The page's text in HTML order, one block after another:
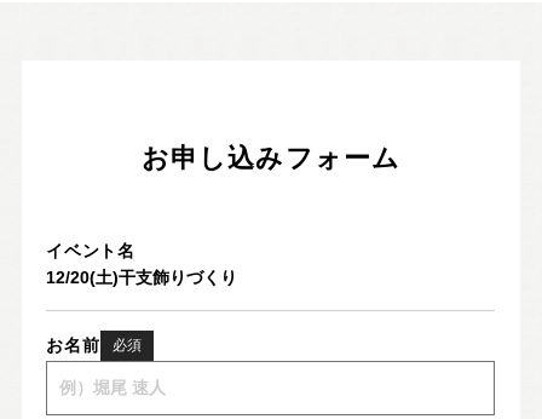
お申し込みフォーム
イベント名
お名前 必須